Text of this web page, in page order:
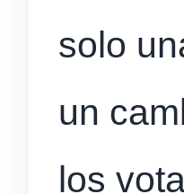
solo
un
los